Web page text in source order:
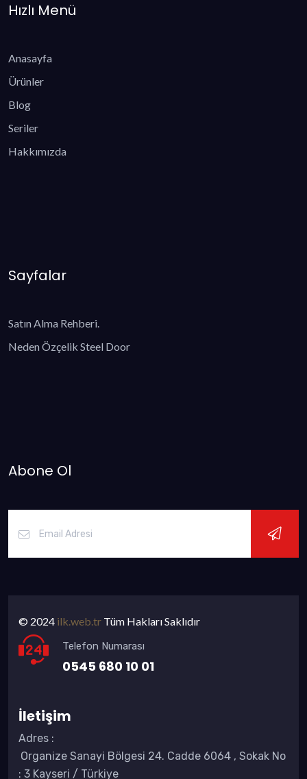
Hızlı Menü
Anasayfa
Ürünler
Blog
Seriler
Hakkımızda
Sayfalar
Satın Alma Rehberi.
Neden Özçelik Steel Door
Abone Ol
© 2024 ilk.web.tr Tüm Hakları Saklıdır
Telefon Numarası
0545 680 10 01
İletişim
Adres :
Organize Sanayi Bölgesi 24. Cadde 6064 , Sokak No
: 3 Kayseri / Türkiye